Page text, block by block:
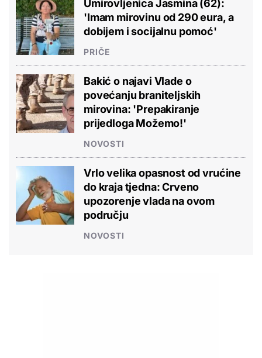
Umirovljenica Jasmina (62):
'Imam mirovinu od 290 eura, a
dobijem i socijalnu pomoć'
PRIČE
Bakić o najavi Vlade o
povećanju braniteljskih
mirovina: 'Prepakiranje
prijedloga Možemo!'
NOVOSTI
Vrlo velika opasnost od vrućine
do kraja tjedna: Crveno
upozorenje vlada na ovom
području
NOVOSTI